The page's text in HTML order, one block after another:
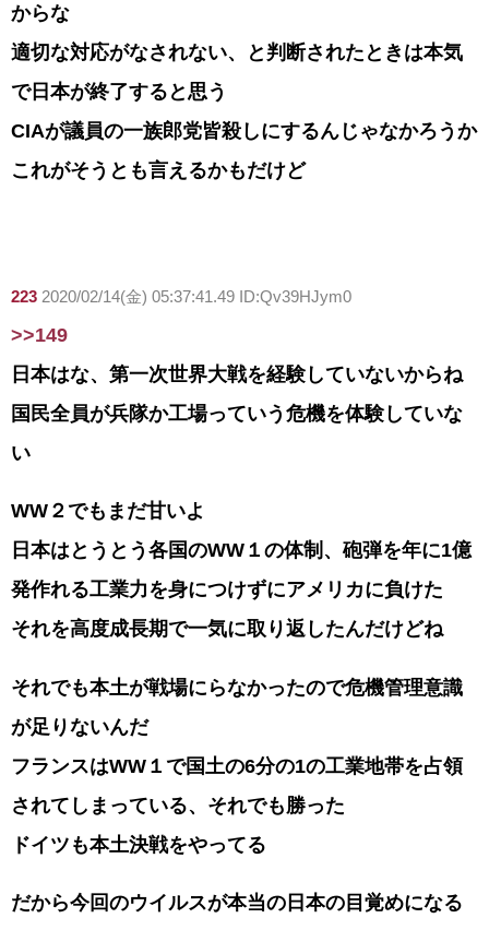
からな
適切な対応がなされない、と判断されたときは本気
で日本が終了すると思う
CIAが議員の一族郎党皆殺しにするんじゃなかろうか
これがそうとも言えるかもだけど
223 2020/02/14(金) 05:37:41.49 ID:Qv39HJym0
>>149
日本はな、第一次世界大戦を経験していないからね
国民全員が兵隊か工場っていう危機を体験していな
い
WW２でもまだ甘いよ
日本はとうとう各国のWW１の体制、砲弾を年に1億
発作れる工業力を身につけずにアメリカに負けた
それを高度成長期で一気に取り返したんだけどね
それでも本土が戦場にらなかったので危機管理意識
が足りないんだ
フランスはWW１で国土の6分の1の工業地帯を占領
されてしまっている、それでも勝った
ドイツも本土決戦をやってる
だから今回のウイルスが本当の日本の目覚めになる